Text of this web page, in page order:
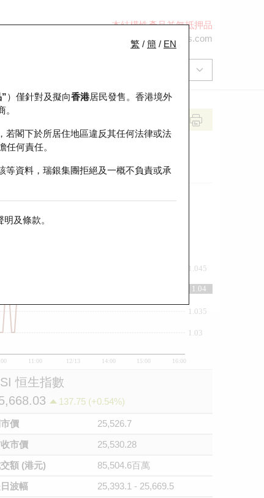
本結構性產品並無抵押品
ol-hkwarrants@ubs.com
繁 / 簡 / EN
）僅針對及擬向香港居民發售。香港境外
若閣下於所居住地區違反其任何法律或法
任何責任。
等資料，瑞銀集團拒絕及一概不負責或承
明及條款。
11:00 12/13 14:00 15:00 16:00
1.03
1.035
1.04
1.045
1.04
恒生指數
137.75 (+0.54%)
價
25,526.7
市價
25,530.28
額 (港元)
85,504.6百萬
波幅
25,393.1 - 25,669.5